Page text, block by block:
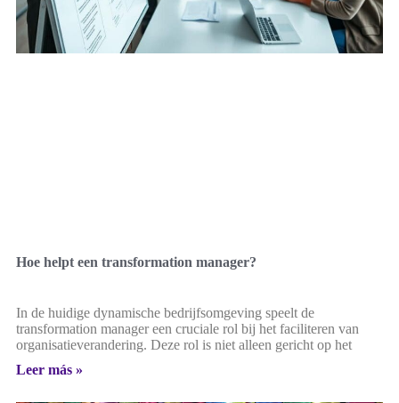
Hoe helpt een transformation manager?
In de huidige dynamische bedrijfsomgeving speelt de
transformation manager een cruciale rol bij het faciliteren van
organisatieverandering. Deze rol is niet alleen gericht op het
Leer más »